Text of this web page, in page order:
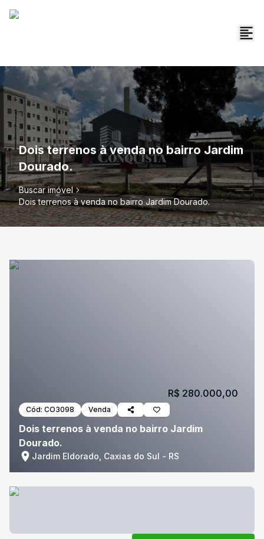
Dois terrenos à venda no bairro Jardim
Dourado.
Buscar imóvel
Dois terrenos à venda no bairro Jardim Dourado.
Cód: CO3098 Venda
Dois terrenos à venda no bairro Jardim
Dourado.
Jardim Eldorado, Caxias do Sul - RS
R$ 280.000,00